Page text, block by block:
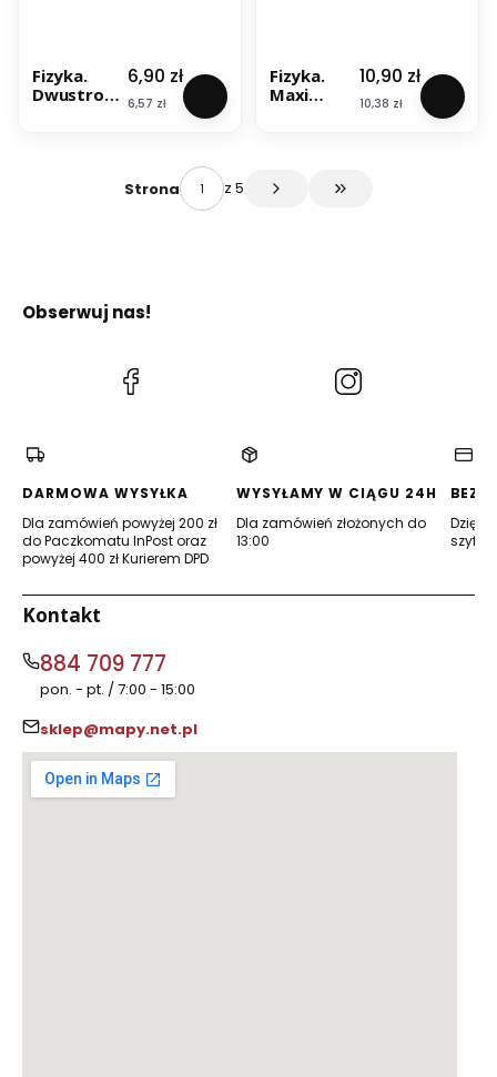
Fizyka.
Dwustronn
Cena
6,90 zł
Cena
6,57 zł
Fizyka.
Maxi
Cena
10,90 zł
Cena
10,38 zł
Strona z 5 Przejdź do ostatniej
Obserwuj nas!
(Otwiera
DARMOWA WYSYŁKA
Dla zamówień powyżej 200 zł
do Paczkomatu InPost oraz
powyżej 400 zł Kurierem DPD
WYSYŁAMY W CIĄGU 24H
Dla zamówień złożonych do
13:00
Dzięki
Kontakt
884 709 777
pon. - pt. / 7:00 - 15:00
sklep@mapy.net.pl